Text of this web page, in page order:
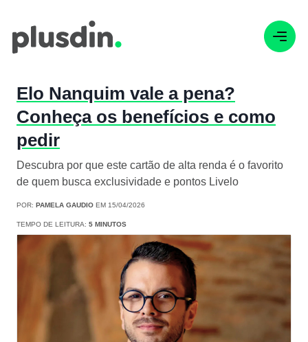
Elo Nanquim vale a pena?
Conheça os benefícios e como
pedir
Descubra por que este cartão de alta renda é o favorito
de quem busca exclusividade e pontos Livelo
POR: PAMELA GAUDIO EM 15/04/2026
TEMPO DE LEITURA: 5 MINUTOS